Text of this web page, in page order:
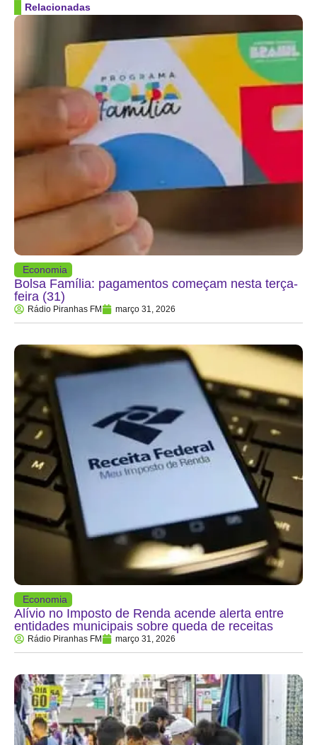
Relacionadas
Economia
Bolsa Família: pagamentos começam nesta terça-
feira (31)
Rádio Piranhas FM março 31, 2026
Economia
Alívio no Imposto de Renda acende alerta entre
entidades municipais sobre queda de receitas
Rádio Piranhas FM março 31, 2026